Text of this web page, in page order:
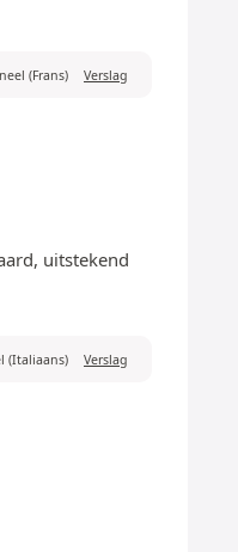
(Frans) Verslag
uitstekend
(Italiaans) Verslag